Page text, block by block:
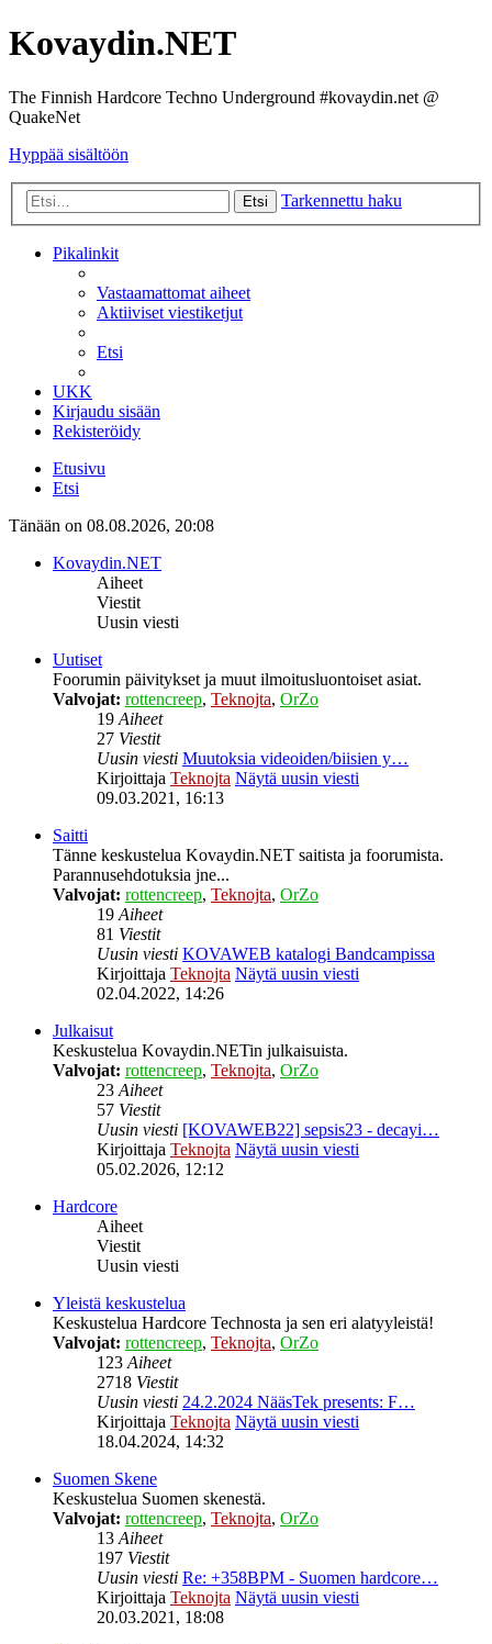
Kovaydin.NET
The Finnish Hardcore Techno Underground #kovaydin.net @
QuakeNet
Hyppää sisältöön
Etsi Tarkennettu haku
Pikalinkit
Vastaamattomat aiheet
Aktiiviset viestiketjut
Etsi
UKK
Kirjaudu sisään
Rekisteröidy
Etusivu
Etsi
Tänään on 08.08.2026, 20:08
Kovaydin.NET
Aiheet
Viestit
Uusin viesti
Uutiset
Foorumin päivitykset ja muut ilmoitusluontoiset asiat.
Valvojat: rottencreep, Teknojta, OrZo
19Aiheet
27 Viestit
Uusin viesti Muutoksia videoiden/biisien y…
Kirjoittaja Teknojta Näytä uusin viesti
09.03.2021, 16:13
Saitti
Tänne keskustelua Kovaydin.NET saitista ja foorumista.
Parannusehdotuksia jne...
Valvojat: rottencreep, Teknojta, OrZo
19Aiheet
81 Viestit
Uusin viesti KOVAWEB katalogi Bandcampissa
Kirjoittaja Teknojta Näytä uusin viesti
02.04.2022, 14:26
Julkaisut
Keskustelua Kovaydin.NETin julkaisuista.
Valvojat: rottencreep, Teknojta, OrZo
23Aiheet
57 Viestit
Uusin viesti [KOVAWEB22] sepsis23 - decayi…
Kirjoittaja Teknojta Näytä uusin viesti
05.02.2026, 12:12
Hardcore
Aiheet
Viestit
Uusin viesti
Yleistä keskustelua
Keskustelua Hardcore Technosta ja sen eri alatyyleistä!
Valvojat: rottencreep, Teknojta, OrZo
123Aiheet
2718 Viestit
Uusin viesti 24.2.2024 NääsTek presents: F…
Kirjoittaja Teknojta Näytä uusin viesti
18.04.2024, 14:32
Suomen Skene
Keskustelua Suomen skenestä.
Valvojat: rottencreep, Teknojta, OrZo
13Aiheet
197 Viestit
Uusin viesti Re: +358BPM - Suomen hardcore…
Kirjoittaja Teknojta Näytä uusin viesti
20.03.2021, 18:08